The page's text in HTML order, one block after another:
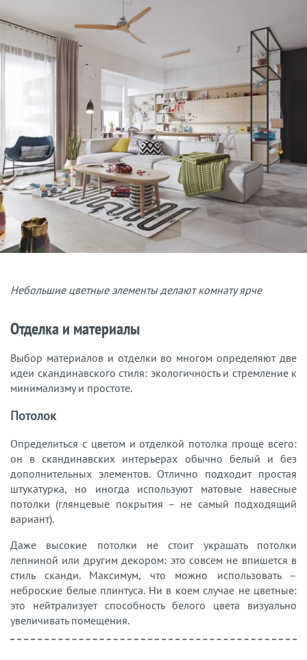
Небольшие цветные элементы делают комнату ярче
Отделка и материалы
Выбор материалов и отделки во многом определяют две
идеи скандинавского стиля: экологичность и стремление к
минимализму и простоте.
Потолок
Определиться с цветом и отделкой потолка проще всего:
он в скандинавских интерьерах обычно белый и без
дополнительных элементов. Отлично подходит простая
штукатурка, но иногда используют матовые навесные
потолки (глянцевые покрытия – не самый подходящий
вариант).
Даже высокие потолки не стоит украшать потолки
лепниной или другим декором: это совсем не впишется в
стиль сканди. Максимум, что можно использовать –
неброские белые плинтуса. Ни в коем случае не цветные:
это нейтрализует способность белого цвета визуально
увеличивать помещения.